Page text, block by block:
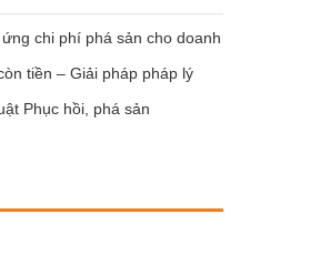
chi phí phá sản cho doanh
tiền – Giải pháp pháp lý
Phục hồi, phá sản